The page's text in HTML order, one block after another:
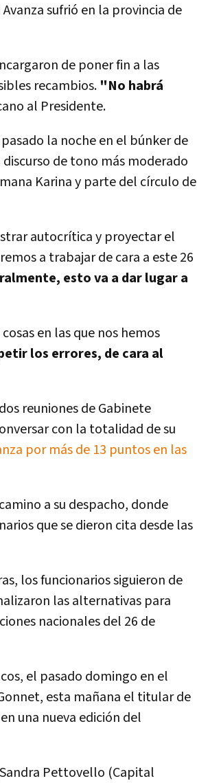
sufrió en la provincia de
de poner fin a las
recambios. "No habrá
al Presidente.
la noche en el búnker de
de tono más moderado
Karina y parte del círculo de
autocrítica y proyectar el
a trabajar de cara a este 26
esto va a dar lugar a
en las que nos hemos
los errores, de cara al
reuniones de Gabinete
con la totalidad de su
por más de 13 puntos en las
a su despacho, donde
que se dieron cita desde las
los funcionarios siguieron de
las alternativas para
nacionales del 26 de
el pasado domingo en el
esta mañana el titular de
una nueva edición del
Pettovello (Capital